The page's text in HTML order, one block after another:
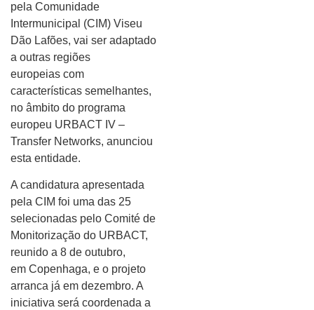
pela Comunidade
Intermunicipal (CIM) Viseu
Dão Lafões, vai ser adaptado
a outras regiões
europeias com
características semelhantes,
no âmbito do programa
europeu URBACT IV –
Transfer Networks, anunciou
esta entidade.
A candidatura apresentada
pela CIM foi uma das 25
selecionadas pelo Comité de
Monitorização do URBACT,
reunido a 8 de outubro,
em Copenhaga, e o projeto
arranca já em dezembro. A
iniciativa será coordenada a